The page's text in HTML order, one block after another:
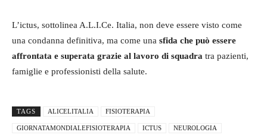
L’ictus, sottolinea A.L.I.Ce. Italia, non deve essere visto come
una condanna definitiva, ma come una sfida che può essere
affrontata e superata grazie al lavoro di squadra tra pazienti,
famiglie e professionisti della salute.
TAGS ALICELITALIA FISIOTERAPIA
GIORNATAMONDIALEFISIOTERAPIA ICTUS NEUROLOGIA